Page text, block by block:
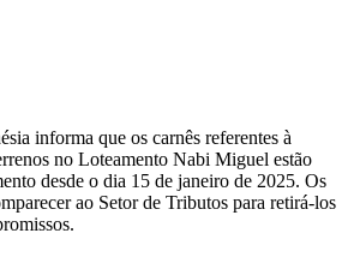
informa que os carnês referentes à
no Loteamento Nabi Miguel estão
desde o dia 15 de janeiro de 2025. Os
ao Setor de Tributos para retirá-los